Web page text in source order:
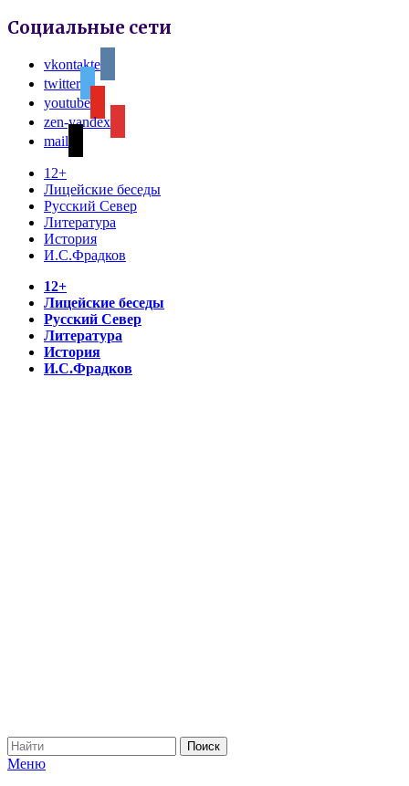
Социальные сети
vkontakte
twitter
youtube
zen-yandex
mail
12+
Лицейские беседы
Русский Север
Литература
История
И.С.Фрадков
12+
Лицейские беседы
Русский Север
Литература
История
И.С.Фрадков
Меню